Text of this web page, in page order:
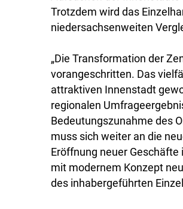
Trotzdem wird das
niedersachsenweiten
„Die Transformation der
vorangeschritten. Das
attraktiven Innenstadt
regionalen
Bedeutungszunahme des
muss sich weiter an die
Eröffnung neuer
mit modernem Konzept
des inhabergeführten